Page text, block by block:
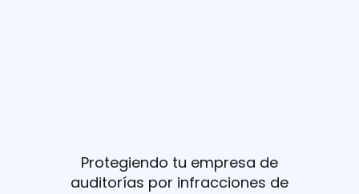
Protegiendo tu empresa de
auditorías por infracciones de